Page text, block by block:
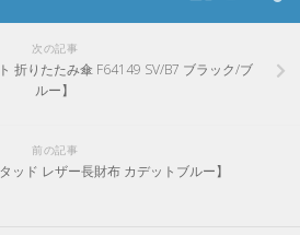
次の記事
折りたたみ傘 F64149 SV/B7 ブラック/ブ
ルー】
前の記事
ッド レザー長財布 カデットブルー】